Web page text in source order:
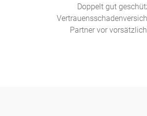
Doppelt gut
Partner vor